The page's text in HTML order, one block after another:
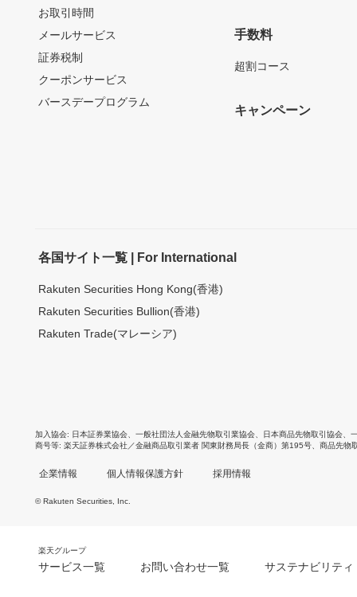
お取引時間
メールサービス
証券税制
クーポンサービス
バースデープログラム
手数料
超割コース
キャンペーン
各国サイト一覧 | For International
Rakuten Securities Hong Kong(香港)
Rakuten Securities Bullion(香港)
Rakuten Trade(マレーシア)
加入協会 日本証券業協会 一般社団法人金融先物取引業協会 日本商品先物取引協会
商号等 楽天証券株式会社／金融商品取引業者 関東財務局長（金商）第195号、商品先物
企業情報 個人情報保護方針 採用情報
© Rakuten Securities, Inc.
楽天グループ
サービス一覧 お問い合わせ一覧 サステナビリティ